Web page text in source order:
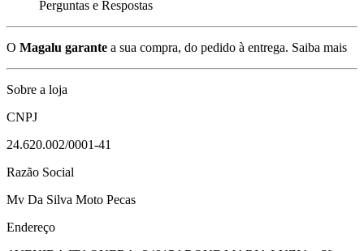
Perguntas e Respostas
O Magalu garante a sua compra, do pedido à entrega. Saiba mais
Sobre a loja
CNPJ
24.620.002/0001-41
Razão Social
Mv Da Silva Moto Pecas
Endereço